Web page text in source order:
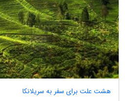
هشت علت برای سفر به سریلانکا